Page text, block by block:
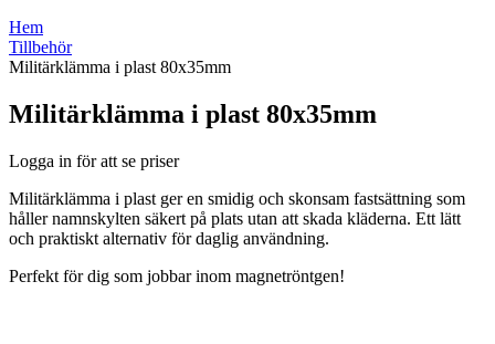
Hem
Tillbehör
Militärklämma i plast 80x35mm
Militärklämma i plast 80x35mm
Logga in för att se priser
Militärklämma i plast ger en smidig och skonsam fastsättning som
håller namnskylten säkert på plats utan att skada kläderna. Ett lätt
och praktiskt alternativ för daglig användning.
Perfekt för dig som jobbar inom magnetröntgen!